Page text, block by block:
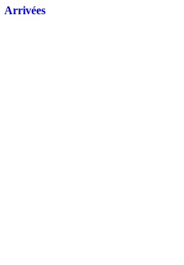
Arrivées